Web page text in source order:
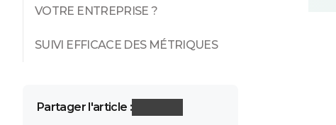
VOTRE ENTREPRISE ?
SUIVI EFFICACE DES MÉTRIQUES
Partager l'article :